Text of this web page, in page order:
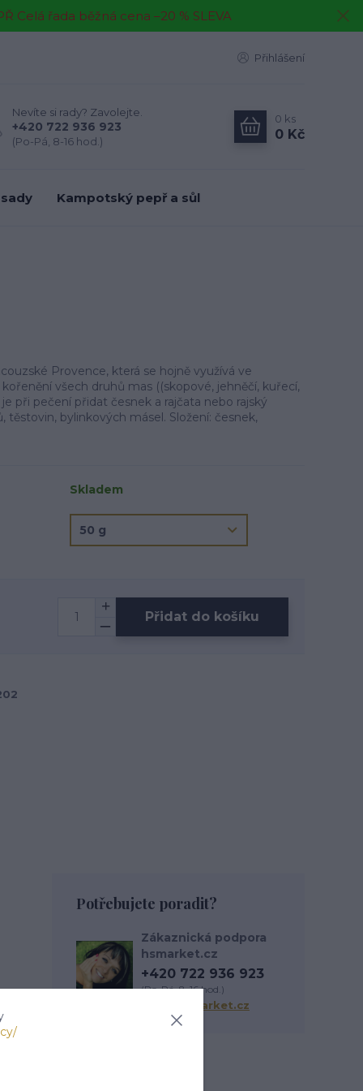
Celá řada běžná cena –20 % SLEVA
Přihlášení
Nevíte si rady? Zavolejte.
+420 722 936 923
(Po-Pá, 8-16 hod.)
0 ks
0 Kč
Kampotský pepř a sůl
Provence, která se hojně využívá ve
všech druhů mas ((skopové, jehněčí, kuřecí,
při pečení přidat česnek a rajčata nebo rajský
těstovin, bylinkových másel. Složení: česnek,
Skladem
Přidat do košíku
Potřebujete poradit?
Zákaznická podpora
hsmarket.cz
+420 722 936 923
(Po-Pá, 8-16 hod.)
info@hsmarket.cz